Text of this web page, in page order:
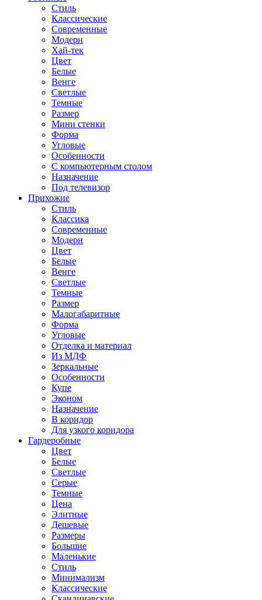
Стиль
Классические
Современные
Модерн
Хай-тек
Цвет
Белые
Венге
Светлые
Темные
Размер
Мини стенки
Форма
Угловые
Особенности
С компьютерным столом
Назначение
Под телевизор
Прихожие
Стиль
Классика
Современные
Модерн
Цвет
Белые
Венге
Светлые
Темные
Размер
Малогабаритные
Форма
Угловые
Отделка и материал
Из МДФ
Зеркальные
Особенности
Купе
Эконом
Назначение
В коридор
Для узкого коридора
Гардеробные
Цвет
Белые
Светлые
Серые
Темные
Цена
Элитные
Дешевые
Размеры
Большие
Маленькие
Стиль
Минимализм
Классические